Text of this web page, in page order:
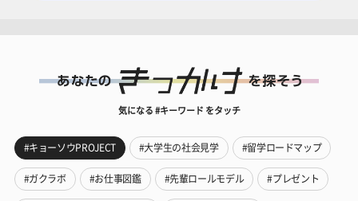
気になる #キーワード をタッチ
#キョーソウPROJECT #大学生の社会見学 #留学ロードマップ
#ガクラボ #お仕事図鑑 #先輩ロールモデル #プレゼント